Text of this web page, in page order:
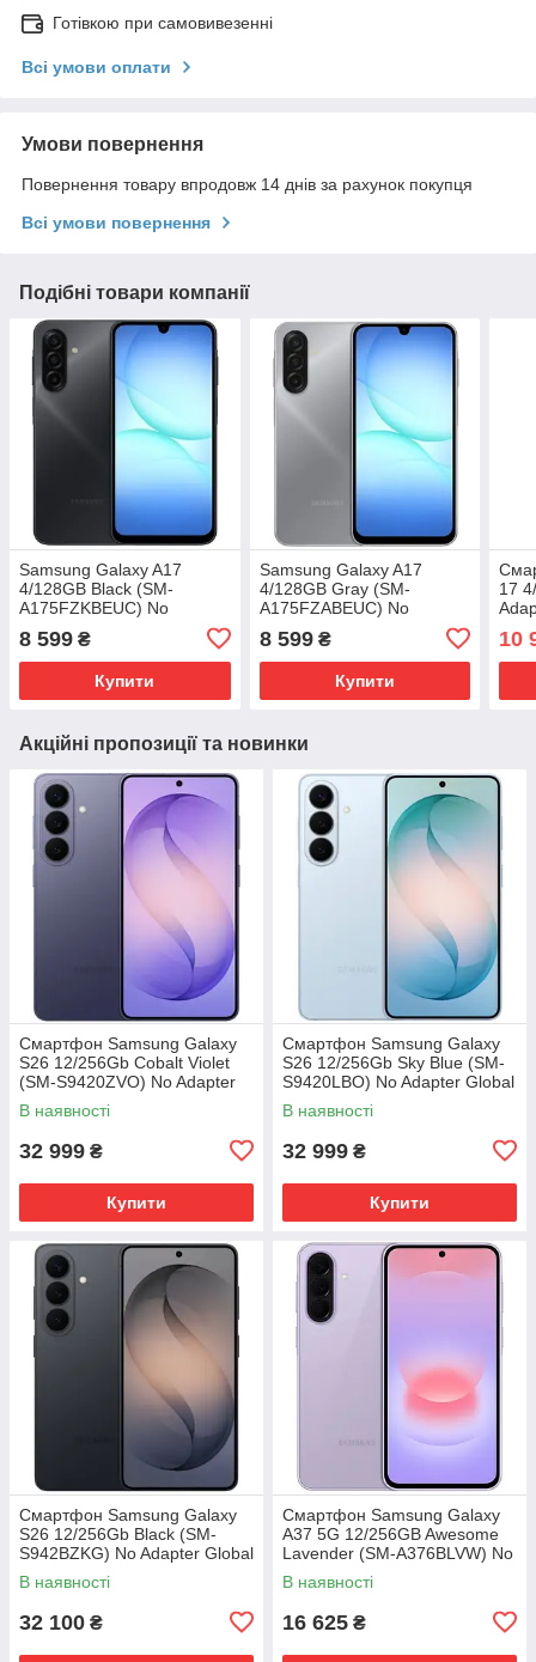
Готівкою при самовивезенні
Всі умови оплати
Умови повернення
Повернення товару впродовж 14 днів за рахунок покупця
Всі умови повернення
Подібні товари компанії
Samsung Galaxy A17
4/128GB Black (SM-
A175FZKBEUC) No
8 599 ₴
Купити
Samsung Galaxy A17
4/128GB Gray (SM-
A175FZABEUC) No
8 599₴
Купити
17
10
Акційні пропозиції та новинки
Смартфон Samsung Galaxy
S26 12/256Gb Cobalt Violet
(SM-S9420ZVO) No Adapter
Global version
В наявності
32 999 ₴
Купити
Смартфон Samsung Galaxy
S26 12/256Gb Sky Blue (SM-
S9420LBO) No Adapter Global
version
В наявності
32 999 ₴
Купити
Смартфон Samsung Galaxy
S26 12/256Gb Black (SM-
S942BZKG) No Adapter Global
version
В наявності
32 100 ₴
Смартфон Samsung Galaxy
A37 5G 12/256GB Awesome
Lavender (SM-A376BLVW) No
Adapter MY
В наявності
16 625 ₴